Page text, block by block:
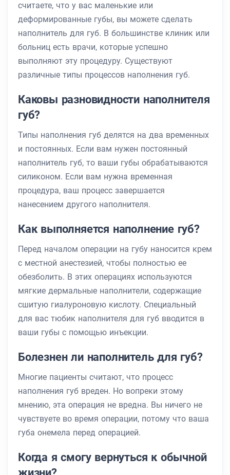
считаете, что у вас маленькие или
деформированные губы, вы можете сделать
наполнитель для губ. В большинстве клиник или
больниц есть врачи, которые успешно
выполняют эту процедуру. Существуют
различные типы процессов наполнения губ.
Каковы разновидности наполнителя
губ?
Типы наполнения губ делятся на два временных
и постоянных. Если вам нужен постоянный
наполнитель губ, то ваши губы обрабатываются
силиконом. Если вам нужна временная
процедура, ваш процесс завершается
нанесением другого наполнителя.
Как выполняется наполнение губ?
Перед началом операции на губу наносится крем
с местной анестезией, чтобы полностью ее
обезболить. В этих операциях используются
мягкие дермальные наполнители, содержащие
сшитую гиалуроновую кислоту. Специальный
для вас тюбик наполнителя для губ вводится в
ваши губы с помощью инъекции.
Болезнен ли наполнитель для губ?
Многие пациенты считают, что процесс
наполнения губ вреден. Но вопреки этому
мнению, эта операция не вредна. Вы ничего не
чувствуете во время операции, потому что ваша
губа онемела перед операцией.
Когда я смогу вернуться к обычной